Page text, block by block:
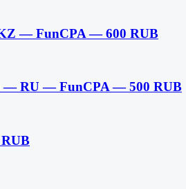
— FunCPA — 600 RUB
— RU — FunCPA — 500 RUB